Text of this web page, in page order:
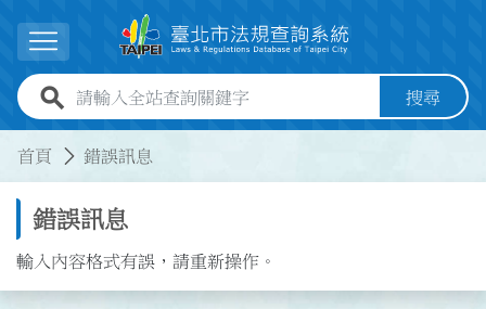
展開選單
全站查詢關鍵字欄位 搜尋
首頁 錯誤訊息
錯誤訊息
輸入內容格式有誤，請重新操作。